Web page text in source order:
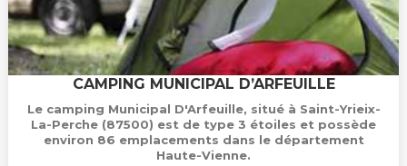
CAMPING MUNICIPAL D’ARFEUILLE
Le camping Municipal D'Arfeuille, situé à Saint-Yrieix-
La-Perche (87500) est de type 3 étoiles et possède
environ 86 emplacements dans le département
Haute-Vienne.